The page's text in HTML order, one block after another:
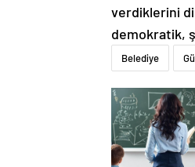
verdiklerini
demokratik,
Belediye